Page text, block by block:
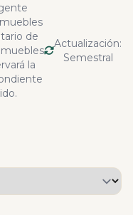
de
muebles
la
Actualización:
Semestral